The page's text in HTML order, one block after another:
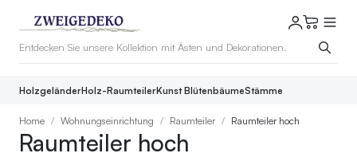
HolzgeländerHolz-RaumteilerKunst BlütenbäumeStämme
Home Wohnungseinrichtung Raumteiler Raumteiler hoch
Raumteiler hoch